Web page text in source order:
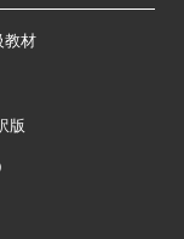
教材
版